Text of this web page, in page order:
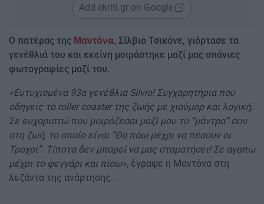
Add ekriti.gr on Google
Ο πατέρας της Μαντόνα, Σίλβιο Τσικόνε, γιόρτασε τα
γενέθλιά του και εκείνη μοιράστηκε μαζί μας σπάνιες
φωτογραφίες μαζί του.
«Ευτυχισμένα 93α γενέθλια Silvio! Συγχαρητήρια που
οδηγείς το roller coaster της ζωής με χιούμορ και λογική.
Σε ευχαριστώ που μοιράζεσαι μαζί μου το “μάντρα” σου
στη ζωή, το οποίο είναι “Θα πάω μέχρι να πέσουν οι
Τροχοί”. Τίποτα δεν μπορεί να μας σταματήσει! Σε αγαπώ
μέχρι το φεγγάρι και πίσω», έγραψε η Μαντόνα στη
λεζάντα της ανάρτησης.